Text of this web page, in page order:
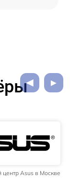
центр Asus в Москве